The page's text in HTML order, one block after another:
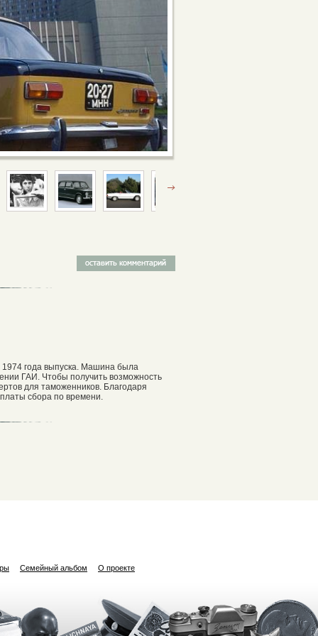
1974 года выпуска. Машина была
ГАИ. Чтобы получить возможность
для таможенников. Благодаря
сбора по времени.
Семейный альбом О проекте